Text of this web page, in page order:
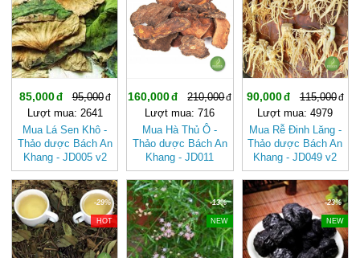
85,000
95,000
Lượt mua: 2641
Mua Lá Sen Khô -
Thảo dược Bách An
Khang - JD005 v2
160,000
210,000
Lượt mua: 716
Mua Hà Thủ Ô -
Thảo dược Bách An
Khang - JD011
hathuo v2
90,000
115,000
Lượt mua: 4979
Mua Rễ Đinh Lăng -
Thảo dược Bách An
Khang - JD049 v2
-29%
HOT
-13%
NEW
-23%
NEW